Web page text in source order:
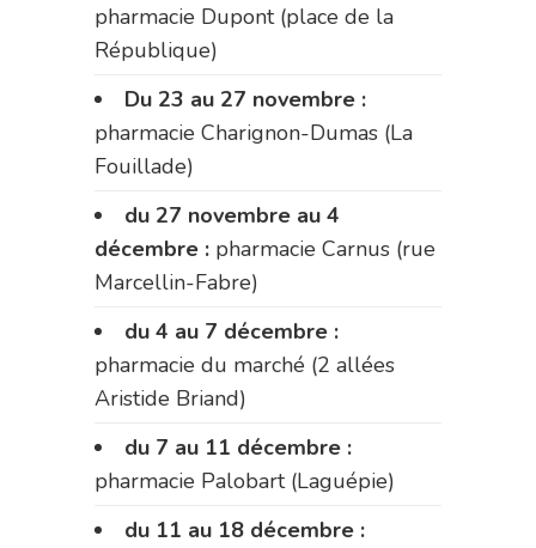
pharmacie Dupont (place de la
République)
Du 23 au 27 novembre :
pharmacie Charignon-Dumas (La
Fouillade)
du 27 novembre au 4
décembre : pharmacie Carnus (rue
Marcellin-Fabre)
du 4 au 7 décembre :
pharmacie du marché (2 allées
Aristide Briand)
du 7 au 11 décembre :
pharmacie Palobart (Laguépie)
du 11 au 18 décembre :